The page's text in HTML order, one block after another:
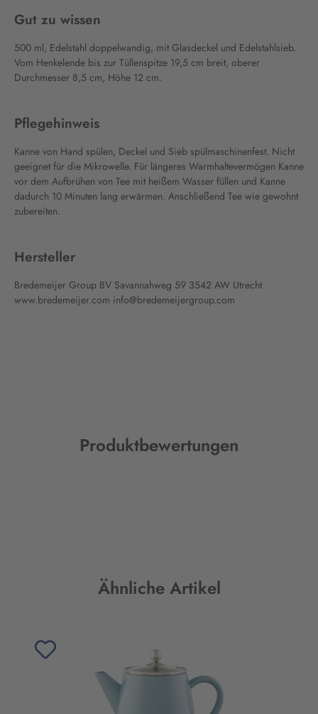
Gut zu wissen
500 ml, Edelstahl doppelwandig, mit Glasdeckel und Edelstahlsieb.
Vom Henkelende bis zur Tüllenspitze 19,5 cm breit, oberer
Durchmesser 8,5 cm, Höhe 12 cm.
Pflegehinweis
Kanne von Hand spülen, Deckel und Sieb spülmaschinenfest. Nicht
geeignet für die Mikrowelle. Für längeres Warmhaltevermögen Kanne
vor dem Aufbrühen von Tee mit heißem Wasser füllen und Kanne
dadurch 10 Minuten lang erwärmen. Anschließend Tee wie gewohnt
zubereiten.
Hersteller
Bredemeijer Group BV Savannahweg 59 3542 AW Utrecht
www.bredemeijer.com info@bredemeijergroup.com
Produktbewertungen
Produktgalerie überspringen
Ähnliche Artikel